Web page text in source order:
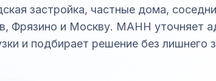
застройка, частные дома,
Фрязино и Москву. МАНН уточняет
и подбирает решение без лишнего